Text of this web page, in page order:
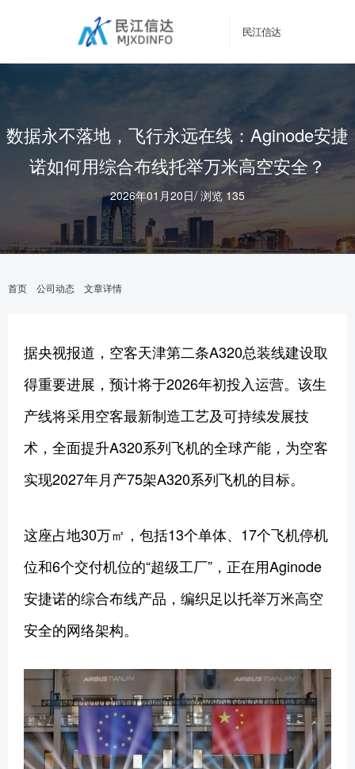
民江信达
数据永不落地，飞行永远在线：Aginode安捷
诺如何用综合布线托举万米高空安全？
2026年01月20日/ 浏览 135
首页 公司动态 文章详情
据央视报道，空客天津第二条A320总装线建设取
得重要进展，预计将于2026年初投入运营。该生
产线将采用空客最新制造工艺及可持续发展技
术，全面提升A320系列飞机的全球产能，为空客
实现2027年月产75架A320系列飞机的目标。
这座占地30万㎡，包括13个单体、17个飞机停机
位和6个交付机位的“超级工厂”，正在用Aginode
安捷诺的综合布线产品，编织足以托举万米高空
安全的网络架构。